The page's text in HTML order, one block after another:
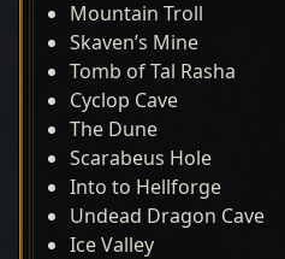
Mountain Troll
Skaven’s Mine
Tomb of Tal Rasha
Cyclop Cave
The Dune
Scarabeus Hole
Into to Hellforge
Undead Dragon Cave
Ice Valley